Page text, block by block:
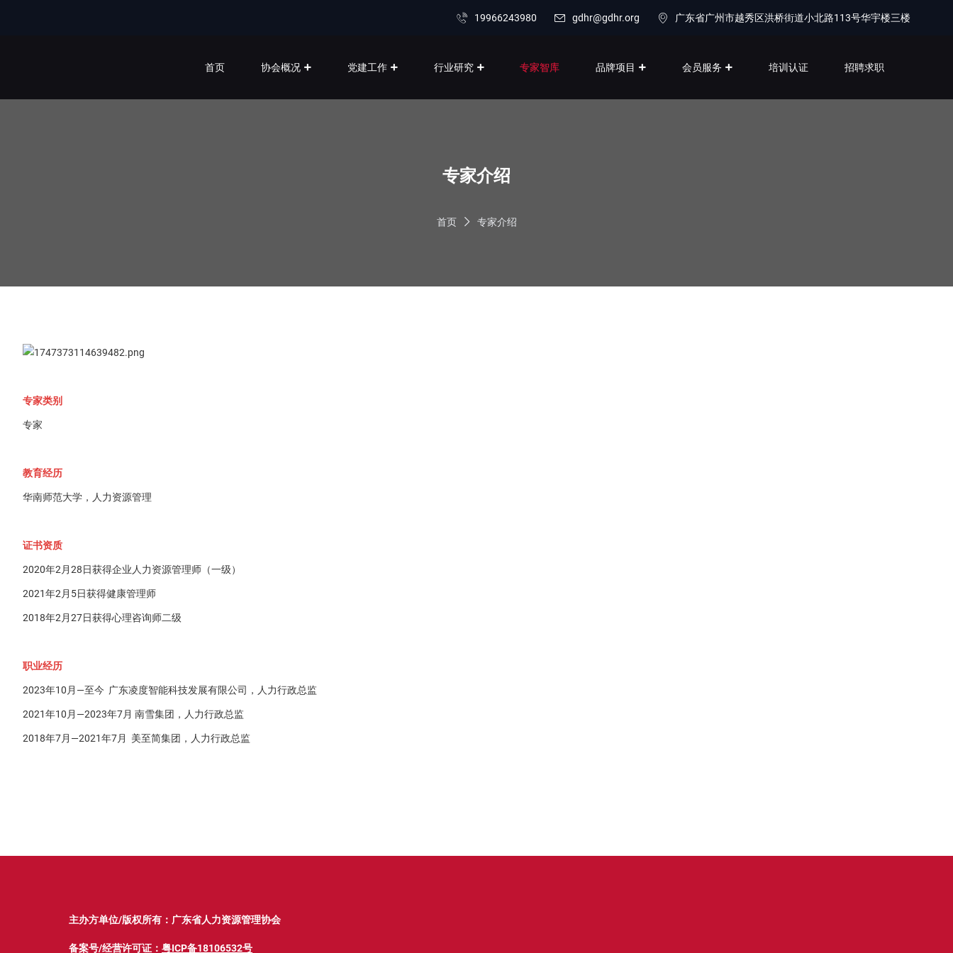
19966243980 gdhr@gdhr.org 广东省广州市越秀区洪桥街道小北路113号华宇楼三楼
首页 协会概况 党建工作 行业研究 专家智库 品牌项目 会员服务 培训认证 招聘求职
专家介绍
首页 专家介绍
专家类别
专家
教育经历
华南师范大学，人力资源管理
证书资质
2020年2月28日获得企业人力资源管理师（一级）
2021年2月5日获得健康管理师
2018年2月27日获得心理咨询师二级
职业经历
2023年10月—至今 广东凌度智能科技发展有限公司，人力行政总监
2021年10月—2023年7月 南雪集团，人力行政总监
2018年7月—2021年7月 美至简集团，人力行政总监
主办方单位/版权所有：广东省人力资源管理协会
备案号/经营许可证： 粤ICP备18106532号